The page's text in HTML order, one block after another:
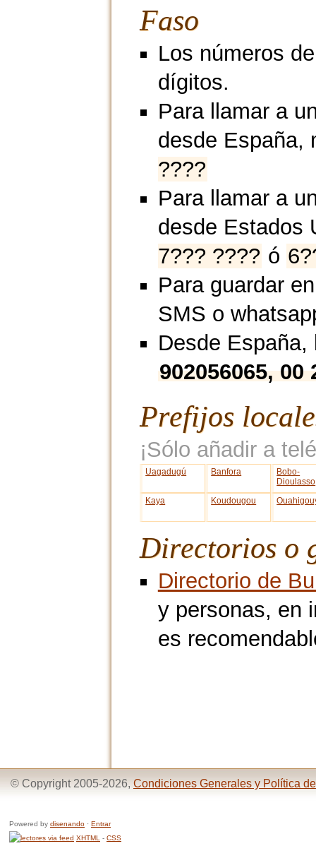
Faso
Los números
dígitos.
Para llamar a
desde España,
????
Para llamar a
desde Estados
7??? ???? ó
Para guardar
SMS o
Desde
902056065,
Prefijos
¡Sólo añadir a
Uagadugú Banfora
Bobo-
Dioulasso
Kaya
Koudougou
Directorios o
Directorio de
y personas, en
es
© Copyright 2005-2026, Condiciones Generales y Política
Powered by disenando · Entrar
XHTML - CSS